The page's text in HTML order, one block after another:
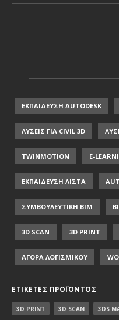
ΕΚΠΑΙΔΕΥΣΗ AUTODESK
ΛΥΣΕΙΣ ΓΙΑ CIVIL 3D
TWINMOTION E-
ΕΚΠΑΙΔΕΥΣΗ ΛΙΣΤΑ
ΣΥΜΒΟΥΛΕΥΤΙΚΗ ΒΙΜ
3D SCAN 3D PRINT
ΑΓΟΡΑ ΛΟΓΙΣΜΙΚΟΥ
ΕΤΙΚΈΤΕΣ ΠΡΟΪΌΝΤΟΣ
3D PRINT 3D SCAN 3DS